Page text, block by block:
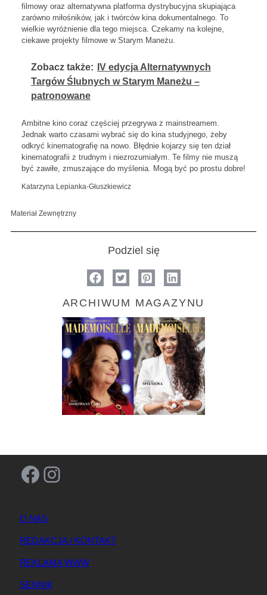
filmowy oraz alternatywna platforma dystrybucyjna skupiająca
zarówno miłośników, jak i twórców kina dokumentalnego. To
wielkie wyróżnienie dla tego miejsca. Czekamy na kolejne,
ciekawe projekty filmowe w Starym Maneżu.
Zobacz także:
IV edycja Alternatywnych
Targów Ślubnych w Starym Maneżu –
patronowane
Ambitne kino coraz częściej przegrywa z mainstreamem.
Jednak warto czasami wybrać się do kina studyjnego, żeby
odkryć kinematografię na nowo. Błędnie kojarzy się ten dział
kinematografii z trudnym i niezrozumiałym. Te filmy nie muszą
być zawiłe, zmuszające do myślenia. Mogą być po prostu dobre!
Katarzyna Lepianka-Głuszkiewicz
Materiał Zewnętrzny
Podziel się
ARCHIWUM MAGAZYNU
Facebook Instagram
O NAS
REDAKCJA / KONTAKT
REKLAMA WWW
SENNIK